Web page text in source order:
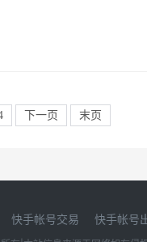
下一页 末页
快手帐号交易 快手帐号